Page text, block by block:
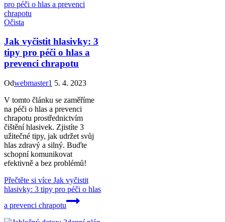
Očista
Jak vyčistit hlasivky: 3
tipy pro péči o hlas a
prevenci chrapotu
Odwebmaster1 5. 4. 2023
V tomto článku se zaměříme
na péči o hlas a prevenci
chrapotu prostřednictvím
čištění hlasivek. Zjistíte 3
užitečné tipy, jak udržet svůj
hlas zdravý a silný. Buďte
schopní komunikovat
efektivně a bez problémů!
Přečtěte si více Jak vyčistit
hlasivky: 3 tipy pro péči o hlas
a prevenci chrapotu